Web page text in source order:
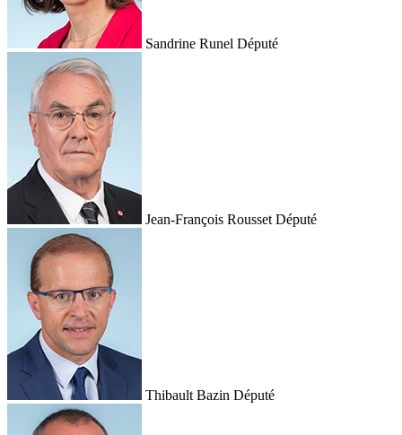
Sandrine Runel Député
Jean-François Rousset Député
Thibault Bazin Député